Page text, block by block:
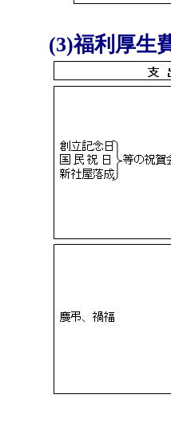
(3)福利厚生